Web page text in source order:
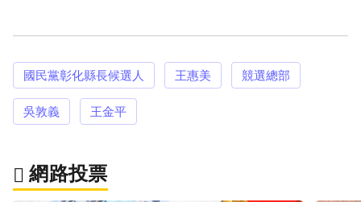
國民黨彰化縣長候選人 王惠美 競選總部
吳敦義 王金平
網路投票